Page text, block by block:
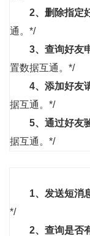
2、 删除指定
通。*/
3、 查询好友
置数据互通。*/
4、 添加好友
据互通。*/
5、 通过好友
据互通。*/
1、 发送短消
*/
2、 查询是否